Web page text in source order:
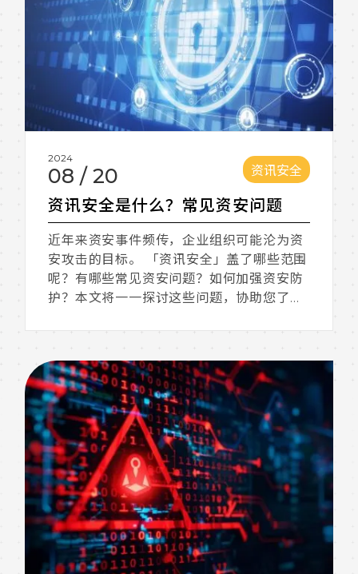
2024
08/ 20 资讯安全
资讯安全是什么？常见资安问题
近年来资安事件频传，企业组织可能沦为资
安攻击的目标。 「资讯安全」盖了哪些范围
呢？有哪些常见资安问题？如何加强资安防
护？本文将一一探讨这些问题，协助您了解